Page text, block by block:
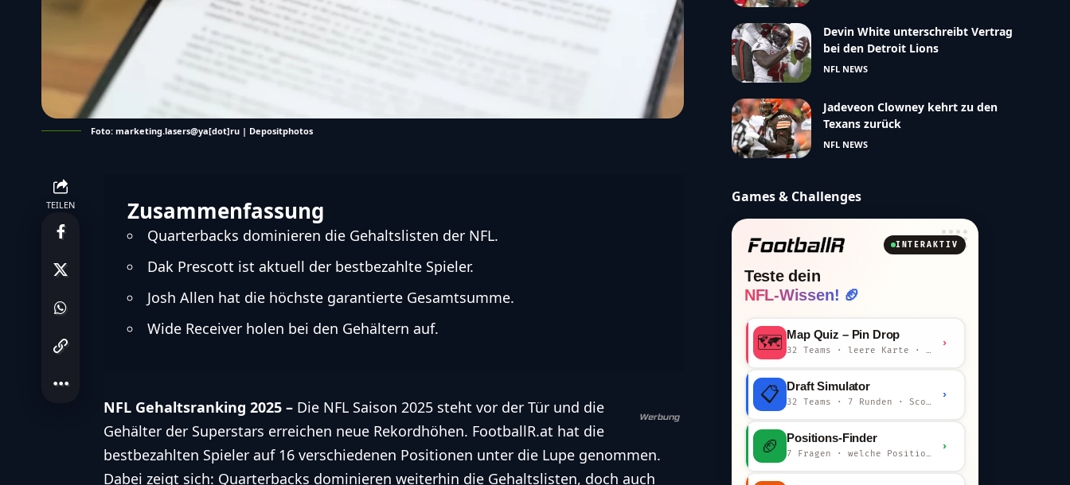
Foto: marketing.lasers@ya[dot]ru | Depositphotos
TEILEN Zusammenfassung
Quarterbacks dominieren die Gehaltslisten der NFL.
Dak Prescott ist aktuell der bestbezahlte Spieler.
Josh Allen hat die höchste garantierte Gesamtsumme.
Wide Receiver holen bei den Gehältern auf.
NFL Gehaltsranking 2025 – Die NFL Saison 2025 steht vor der Tür und die
Gehälter der Superstars erreichen neue Rekordhöhen. FootballR.at hat die
bestbezahlten Spieler auf 16 verschiedenen Positionen unter die Lupe genommen.
Dabei zeigt sich: Quarterbacks dominieren weiterhin die Gehaltslisten, doch auch
Devin White unterschreibt Vertrag
bei den Detroit Lions
NFL NEWS
Jadeveon Clowney kehrt zu den
Texans zurück
NFL NEWS
Games & Challenges
INTERAKTIV
Teste dein
NFL-Wissen! 🏈
🗺️ Map Quiz – Pin Drop
32 Teams · leere Karte · km-Wertung
›
📋 Draft Simulator
32 Teams · 7 Runden · Scout-Kommentar
›
🏈 Positions-Finder
7 Fragen · welche Position bist du?
›